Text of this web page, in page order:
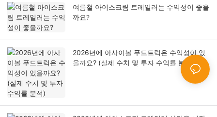
여름철 아이스크림 트레일러는 수익성이 좋을
까요?
2026년에 아사이볼 푸드트럭은 수익성이 있
을까요? (실제 수치 및 투자 수익률 분석)